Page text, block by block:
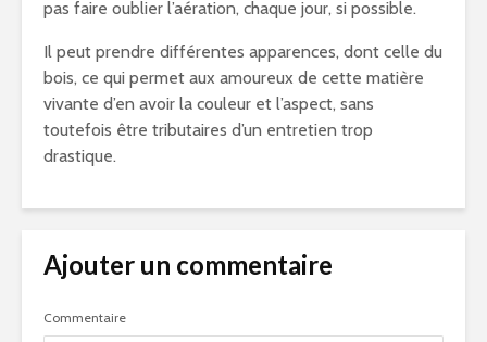
pas faire oublier l’aération, chaque jour, si possible.
Il peut prendre différentes apparences, dont celle du
bois, ce qui permet aux amoureux de cette matière
vivante d’en avoir la couleur et l’aspect, sans
toutefois être tributaires d’un entretien trop
drastique.
Ajouter un commentaire
Commentaire